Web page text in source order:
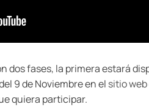
dos fases, la primera estará
9 de Noviembre en el sitio
quiera participar.